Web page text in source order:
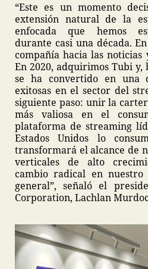
“Este es un momento
extensión natural de la
enfocada que hemos
durante casi una década.
compañía hacia las
En 2020, adquirimos Tubi
se ha convertido en una
exitosas en el sector del
siguiente paso: unir la
más valiosa en el
plataforma de streaming
Estados Unidos lo
transformará el alcance de
verticales de alto
cambio radical en
general”, señaló el
Corporation, Lachlan